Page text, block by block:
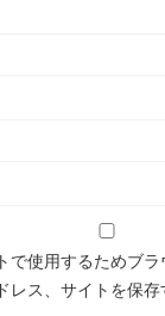
で使用するためブラ
レス、サイトを保存